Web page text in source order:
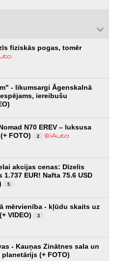
fiziskās pogas, tomēr
- likumsargi Āgenskalnā
iereibušu
N70 EREV – luksusa
FOTO)
2
akcijas cenas: Dīzelis
1.737 EUR! Nafta 75.6 USD
5
mērvienība - kļūdu skaits uz
VIDEO)
3
- Kauņas Zinātnes sala un
(+ FOTO)